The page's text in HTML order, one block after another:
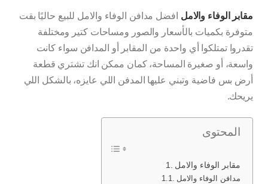
مقابر الوفاء والامل افضل مدافن الوفاء والامل للبيع حاليًا بقت
متوفرة بكميات بالأسعار والصور ومساحات كتير ومختلفة
تقدروا تمتلكوا أي واحدة من المقابر أو المدافن سواء كانت
واسعة، أو صغيرة المساحة، كمان ممكن انك تشتري قطعة
أرض بس فاضية وتبني عليها المدفن اللي عايزه، بالشكل اللي
يريحك.
المحتوى
مقابر الوفاء والامل
مدافن الوفاء والامل